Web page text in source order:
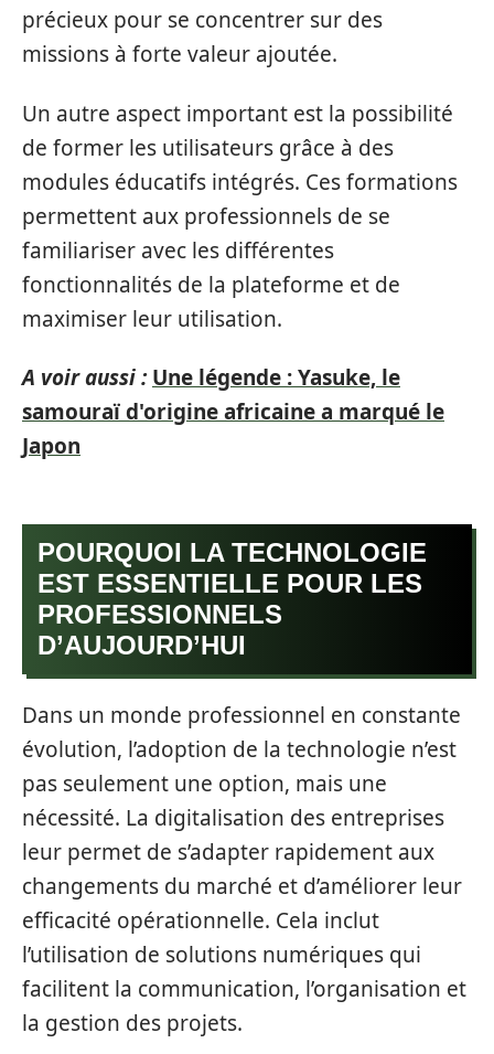
précieux pour se concentrer sur des
missions à forte valeur ajoutée.
Un autre aspect important est la possibilité
de former les utilisateurs grâce à des
modules éducatifs intégrés. Ces formations
permettent aux professionnels de se
familiariser avec les différentes
fonctionnalités de la plateforme et de
maximiser leur utilisation.
A voir aussi : Une légende : Yasuke, le
samouraï d'origine africaine a marqué le
Japon
POURQUOI LA TECHNOLOGIE
EST ESSENTIELLE POUR LES
PROFESSIONNELS
D’AUJOURD’HUI
Dans un monde professionnel en constante
évolution, l’adoption de la technologie n’est
pas seulement une option, mais une
nécessité. La digitalisation des entreprises
leur permet de s’adapter rapidement aux
changements du marché et d’améliorer leur
efficacité opérationnelle. Cela inclut
l’utilisation de solutions numériques qui
facilitent la communication, l’organisation et
la gestion des projets.